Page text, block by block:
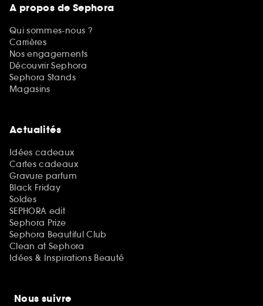
A propos de Sephora
Qui sommes-nous ?
Carrières
Nos engagements
Découvrir Sephora
Sephora Stands
Magasins
Actualités
Idées cadeaux
Cartes cadeaux
Gravure parfum
Black Friday
Soldes
SEPHORA edit
Sephora Prize
Sephora Beautiful Club
Clean at Sephora
Idées & Inspirations Beauté
Nous suivre